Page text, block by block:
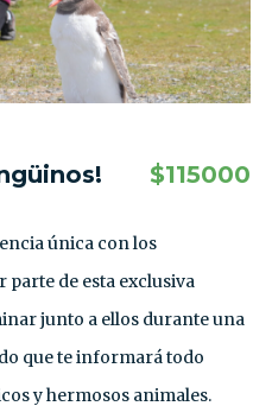
$115000
única con los
parte de esta exclusiva
junto a ellos durante una
que te informará todo
y hermosos animales.